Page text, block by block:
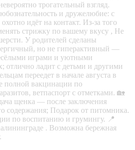
трогательный взгляд.
и дружелюбие: с
идёт на контакт. Из-за того
стрижку по вашему вкусу , Не
У родителей сделаны
но не гиперактивный —
играми и уютными
отлично ладит с детьми и другими
переедет в начале августа в
полной вакцинации по
ветпаспорт с отметками. 🏡
щенка — после заключения
содержания; Подарок от питомника.
по воспитанию и грумингу. 📍
. Возможна бережная